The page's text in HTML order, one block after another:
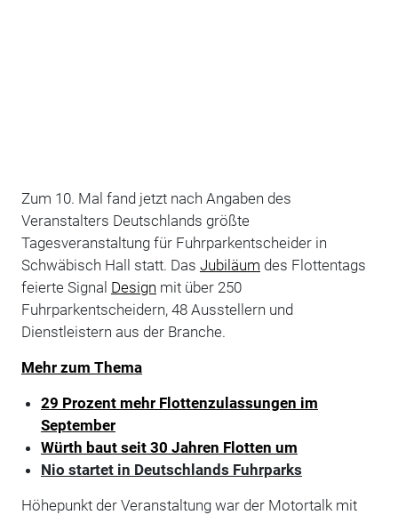
Zum 10. Mal fand jetzt nach Angaben des
Veranstalters Deutschlands größte
Tagesveranstaltung für Fuhrparkentscheider in
Schwäbisch Hall statt. Das Jubiläum des Flottentags
feierte Signal Design mit über 250
Fuhrparkentscheidern, 48 Ausstellern und
Dienstleistern aus der Branche.
Mehr zum Thema
29 Prozent mehr Flottenzulassungen im
September
Würth baut seit 30 Jahren Flotten um
Nio startet in Deutschlands Fuhrparks
Höhepunkt der Veranstaltung war der Motortalk mit